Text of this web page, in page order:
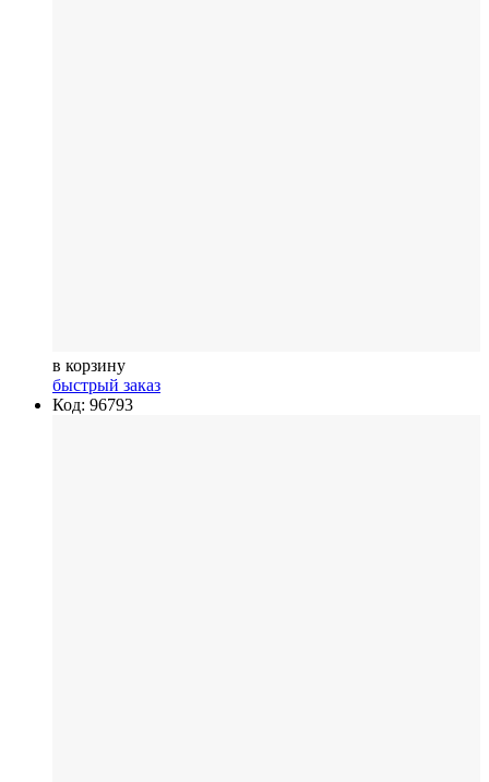
в корзину
быстрый заказ
Код: 96793